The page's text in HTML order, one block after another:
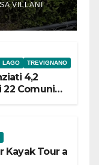
VILLANI
LAGO TREVIGNANO
4,2
Comuni
Kayak Tour a